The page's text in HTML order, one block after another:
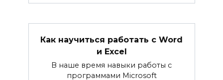
Как научиться работать с Word
и Excel
В наше время навыки работы с
программами Microsoft